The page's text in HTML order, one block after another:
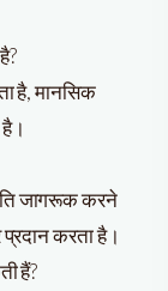
है, मानसिक
जागरूक करने
करता है।
हैं?